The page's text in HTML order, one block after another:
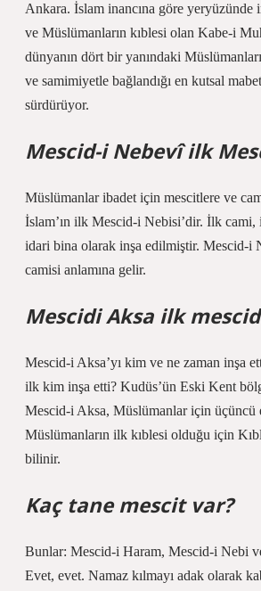
Ankara. İslam inancına göre yeryüzünde
ve Müslümanların kıblesi olan Kabe-i
dünyanın dört bir yanındaki
ve samimiyetle bağlandığı en kutsal
sürdürüyor.
Mescid-i Nebevî ilk
Müslümanlar ibadet için mescitlere ve
İslam’ın ilk Mescid-i Nebisi’dir. İlk
idari bina olarak inşa edilmiştir. Mescid-i
camisi anlamına gelir.
Mescidi Aksa ilk
Mescid-i Aksa’yı kim ve ne zaman inşa
ilk kim inşa etti? Kudüs’ün Eski Kent
Mescid-i Aksa, Müslümanlar için üçüncü
Müslümanların ilk kıblesi olduğu için
bilinir.
Kaç tane mescit var?
Bunlar: Mescid-i Haram, Mescid-i Nebi
Evet, evet. Namaz kılmayı adak olarak